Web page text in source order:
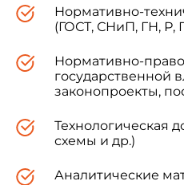
Нормативно-
(ГОСТ, СНиП, ГН, Р,
Нормативно-
государственной
законопроекты,
Технологическая
схемы и др.)
Аналитические